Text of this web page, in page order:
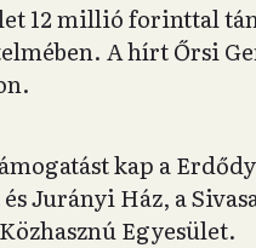
12 millió forinttal
A hírt Őrsi
kap a
Jurányi Ház, a
Egyesület.